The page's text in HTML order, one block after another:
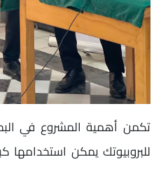
تكمن أهمية المشروع في
للبروبيوتك يمكن استخدامها